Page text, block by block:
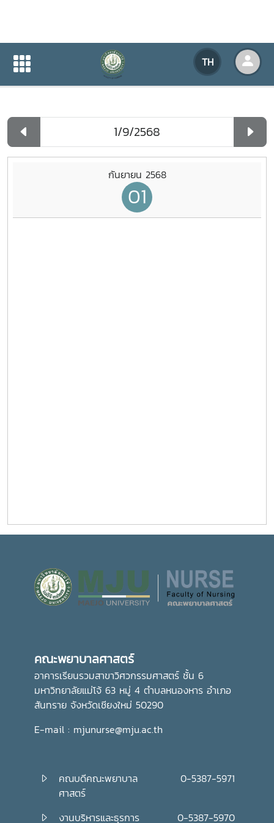
TH
ปฏิทินกิจกรรมของหน่วยงาน
ปฏิทินกิจกรรมของหน่วยงาน
กันยายน 2568
01
คณะพยาบาลศาสตร์
อาคารเรียนรวมสาขาวิศวกรรมศาสตร์ ชั้น 6
มหาวิทยาลัยแม่โจ้ 63 หมู่ 4 ตำบลหนองหาร อำเภอ
สันทราย จังหวัดเชียงใหม่ 50290
E-mail : mjunurse@mju.ac.th
คณบดีคณะพยาบาล
ศาสตร์
0-5387-5971
งานบริหารและธุรการ 0-5387-5970